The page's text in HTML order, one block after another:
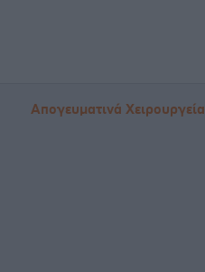
Απογευματινά Χειρουργεία